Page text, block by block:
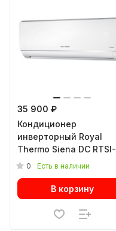
35 900 ₽
Кондиционер
инверторный Royal
Thermo Siena DC RTSI-
07HN8
0 Есть в наличии
В корзину